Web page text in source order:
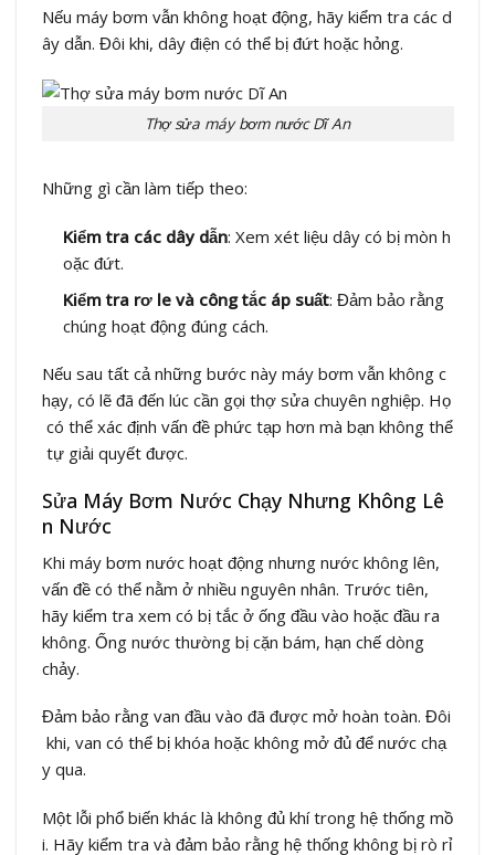
Nếu máy bơm vẫn không hoạt động, hãy kiểm tra các d
ây dẫn. Đôi khi, dây điện có thể bị đứt hoặc hỏng.
Thợ sửa máy bơm nước Dĩ An
Những gì cần làm tiếp theo:
Kiểm tra các dây dẫn: Xem xét liệu dây có bị mòn h
oặc đứt.
Kiểm tra rơ le và công tắc áp suất: Đảm bảo rằng
chúng hoạt động đúng cách.
Nếu sau tất cả những bước này máy bơm vẫn không c
hạy, có lẽ đã đến lúc cần gọi thợ sửa chuyên nghiệp. Họ
có thể xác định vấn đề phức tạp hơn mà bạn không thể
tự giải quyết được.
Sửa Máy Bơm Nước Chạy Nhưng Không Lê
n Nước
Khi máy bơm nước hoạt động nhưng nước không lên,
vấn đề có thể nằm ở nhiều nguyên nhân. Trước tiên,
hãy kiểm tra xem có bị tắc ở ống đầu vào hoặc đầu ra
không. Ống nước thường bị cặn bám, hạn chế dòng
chảy.
Đảm bảo rằng van đầu vào đã được mở hoàn toàn. Đôi
khi, van có thể bị khóa hoặc không mở đủ để nước chạ
y qua.
Một lỗi phổ biến khác là không đủ khí trong hệ thống mồ
i. Hãy kiểm tra và đảm bảo rằng hệ thống không bị rò rỉ